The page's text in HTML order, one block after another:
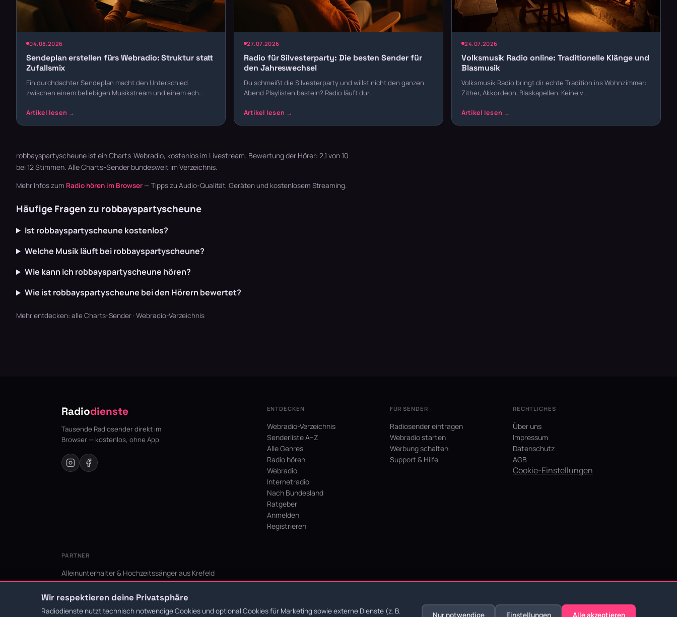
04.08.2026
Sendeplan erstellen fürs Webradio: Struktur statt
Zufallsmix
Ein durchdachter Sendeplan macht den Unterschied
zwischen einem beliebigen Musikstream und einem ech…
27.07.2026
Radio für Silvesterparty: Die besten Sender für
den Jahreswechsel
Du schmeißt die Silvesterparty und willst nicht den ganzen
Abend Playlisten basteln? Radio läuft dur…
24.07.2026
Volksmusik Radio online: Traditionelle Klänge und
Blasmusik
Volksmusik Radio bringt dir echte Tradition ins Wohnzimmer:
Zither, Akkordeon, Blaskapellen. Keine v…
robbayspartyscheune ist ein Charts-Webradio, kostenlos im Livestream. Bewertung der Hörer: 2,1 von 10
bei 12 Stimmen. AlleCharts-Sender bundesweit im Verzeichnis.
Mehr Infos zum Radio hören im Browser — Tipps zu Audio-Qualität, Geräten und kostenlosem Streaming.
Häufige Fragen zu robbayspartyscheune
Ist robbayspartyscheune kostenlos?
Welche Musik läuft bei robbayspartyscheune?
Wie kann ich robbayspartyscheune hören?
Wie ist robbayspartyscheune bei den Hörern bewertet?
Mehr entdecken: alle Charts-Sender · Webradio-Verzeichnis
Radiodienste
Tausende Radiosender direkt im
Browser — kostenlos, ohne App.
ENTDECKEN
Webradio-Verzeichnis
Senderliste A–Z
Alle Genres
Radio hören
Webradio
Internetradio
Nach Bundesland
Ratgeber
Anmelden
Registrieren
FÜR SENDER
Radiosender eintragen
Webradio starten
Werbung schalten
Support & Hilfe
RECHTLICHES
Über uns
Impressum
Datenschutz
AGB
Cookie-Einstellungen
PARTNER
Alleinunterhalter & Hochzeitssänger aus Krefeld
KI Niederrhein - Agentur aus Krefeld für den Niederrhein
Wir respektieren deine Privatsphäre
Radiodienste nutzt technisch notwendige Cookies und optional Cookies für Marketing sowie externe Dienste (z. B.
Nur notwendige Einstellungen Alle akzeptieren